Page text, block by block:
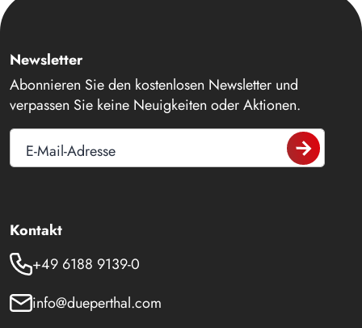
Newsletter
Abonnieren Sie den kostenlosen Newsletter und
verpassen Sie keine Neuigkeiten oder Aktionen.
E-Mail-Adresse
Kontakt
+49 6188 9139-0
info@dueperthal.com